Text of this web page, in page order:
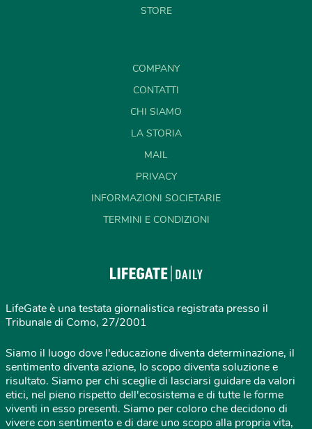
STORE
COMPANY
CONTATTI
CHI SIAMO
LA STORIA
MAIL
PRIVACY
INFORMAZIONI SOCIETARIE
TERMINI E CONDIZIONI
LifeGate è una testata giornalistica registrata presso il
Tribunale di Como, 27/2001
Siamo il luogo dove l'educazione diventa determinazione, il
sentimento diventa azione, lo scopo diventa soluzione e
risultato. Siamo per chi sceglie di lasciarsi guidare da valori
etici, nel pieno rispetto dell'ecosistema e di tutte le forme
viventi in esso presenti. Siamo per coloro che decidono di
vivere con sentimento e di dare uno scopo alla propria vita,